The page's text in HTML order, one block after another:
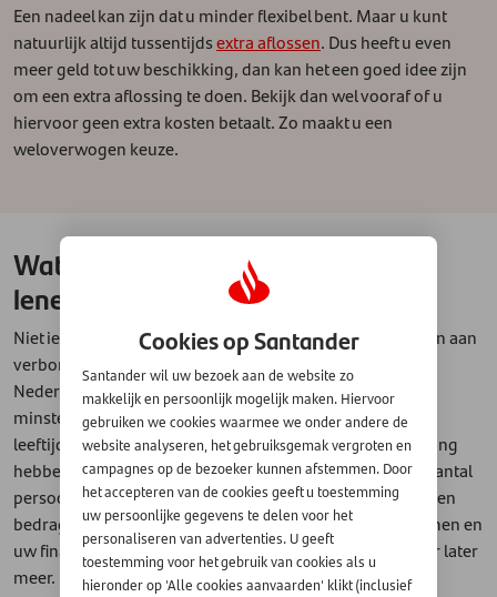
Een nadeel kan zijn dat u minder flexibel bent. Maar u kunt
natuurlijk altijd tussentijdsextra aflossen. Dus heeft u even
meer geld tot uw beschikking, dan kan het een goed idee zijn
om een extra aflossing te doen. Bekijk dan wel vooraf of u
hiervoor geen extra kosten betaalt. Zo maakt u een
weloverwogen keuze.
Wat zijn de voorwaarden voor het
lenen van geld?
Niet iedereen kan zomaar geld lenen, er zijn voorwaarden aan
verbonden die belangrijk zijn. U moet bijvoorbeeld in
Nederland wonen, over een vast inkomen beschikken,
minstens achttien jaar zijn, de lening vóór een bepaalde
leeftijd af kunnen lossen en een Nederlandse bankrekening
hebben. De kredietverstrekker kijkt daarnaast naar een aantal
persoonsgebonden factoren die de hoogte van het te lenen
bedrag mede bepalen, waarvan de hoogte van uw inkomen en
uw financiële lasten de belangrijkste zijn - maar daarover later
meer.
Cookies op Santander
Santander wil uw bezoek aan de website zo
makkelijk en persoonlijk mogelijk maken. Hiervoor
gebruiken we cookies waarmee we onder andere de
website analyseren, het gebruiksgemak vergroten en
campagnes op de bezoeker kunnen afstemmen. Door
het accepteren van de cookies geeft u toestemming
uw persoonlijke gegevens te delen voor het
personaliseren van advertenties. U geeft
toestemming voor het gebruik van cookies als u
hieronder op 'Alle cookies aanvaarden' klikt (inclusief